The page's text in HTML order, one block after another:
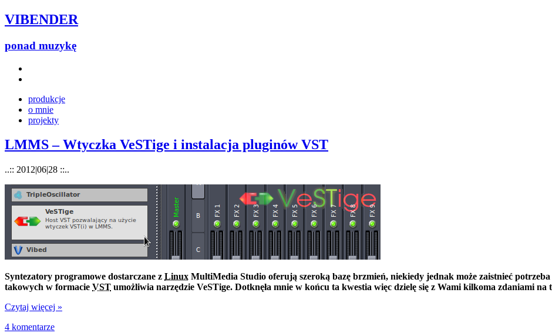
VIBENDER
ponad muzykę
produkcje
o mnie
projekty
LMMS – Wtyczka VeSTige i instalacja pluginów VST
..:: 2012|06|28 ::..
Syntezatory programowe dostarczane z Linux MultiMedia Studio oferują szeroką bazę brzmień, niekiedy jednak może zaistnieć
takowych w formacie VST umożliwia narzędzie VeSTige. Dotknęła mnie w końcu ta kwestia więc dzielę się z Wami kilkoma zdaniami na
Czytaj więcej »
4 komentarze